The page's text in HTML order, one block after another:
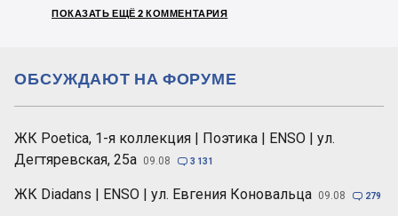
ПОКАЗАТЬ ЕЩЁ 2 КОММЕНТАРИЯ
ЖК Poetica, 1-я коллекция | Поэтика | ENSO | ул.
Дегтяревская, 25а 09.08  3 131
ЖК Diadans | ENSO | ул. Евгения Коновальца 09.08  279
ОБСУЖДАЮТ НА ФОРУМЕ